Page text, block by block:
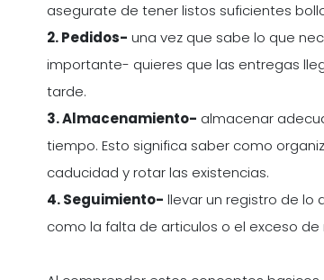
asegurate de tener listos suficientes
2. Pedidos- una vez que sabe lo que
importante- quieres que las entregas
tarde.
3. Almacenamiento- almacenar
tiempo. Esto significa saber como
caducidad y rotar las existencias.
4. Seguimiento- llevar un registro de lo
como la falta de articulos o el exceso de